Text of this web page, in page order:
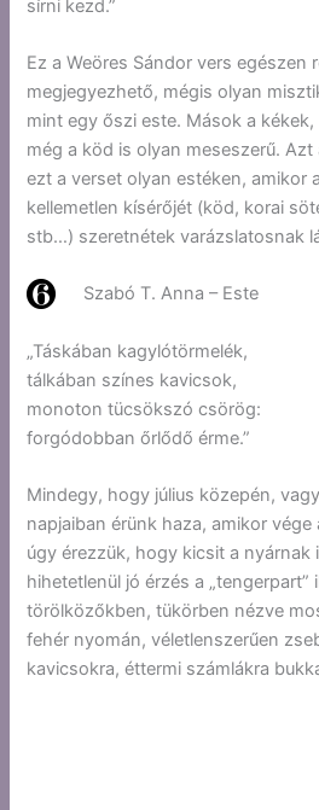
sírni kezd.”
Ez a Weöres Sándor vers egészen
megjegyezhető, mégis olyan
mint egy őszi este. Mások a
még a köd is olyan meseszerű.
ezt a verset olyan estéken, amikor
kellemetlen kísérőjét (köd, korai
stb…) szeretnétek varázslatosnak
Szabó T. Anna – Este
„Táskában kagylótörmelék,
tálkában színes kavicsok,
monoton tücsökszó csörög:
forgódobban őrlődő érme.”
Mindegy, hogy július közepén,
napjaiban érünk haza, amikor
úgy érezzük, hogy kicsit a nyárnak
hihetetlenül jó érzés a „tengerpart”
törölközőkben, tükörben nézve
fehér nyomán, véletlenszerűen
kavicsokra, éttermi számlákra